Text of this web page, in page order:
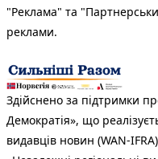
"Реклама" та
реклами.
Здійснено за підтримки
Демократія», що
видавців новин (WAN-